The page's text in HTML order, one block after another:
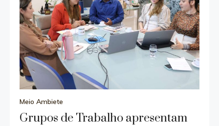
Meio Ambiete
Grupos de Trabalho apresentam